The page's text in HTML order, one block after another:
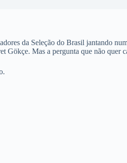
da Seleção do Brasil jantando
Gökçe. Mas a pergunta que não quer